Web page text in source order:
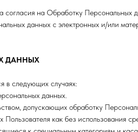
согласия на Обработку Персональных
данных с электронных и/или
ДАННЫХ
в следующих случаях:
данных.
допускающих обработку
как без использования